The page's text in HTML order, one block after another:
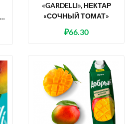
«GARDELLI», НЕКТАР
«СОЧНЫЙ ТОМАТ»
₽66.30